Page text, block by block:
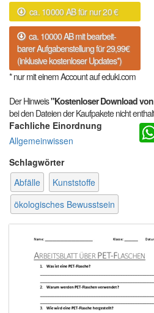
ca. 10000 AB für nur 20 €
ca. 10000 AB mit bearbeit-
barer Aufgabenstellung für 29,99€
(inklusive kostenloser Updates*)
* nur mit einem Account auf eduki.com
Der Hinweis"Kostenloser Download
bei den Dateien der Kaufpakete nicht
Fachliche Einordnung
Allgemeinwissen
Schlagwörter
Abfälle
Kunststoffe
ökologisches Bewusstsein